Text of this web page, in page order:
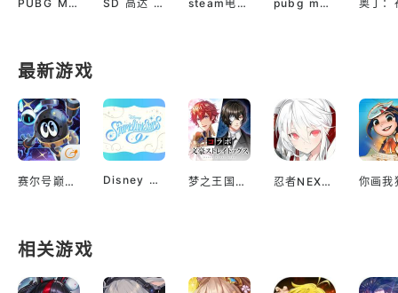
PUBG M(国际服绝地求生) SD 高达 G世代 永恒（国际服） steam电脑版下载 pubg mobile最新版本
最新游戏
赛尔号巅峰之战 Disney Sparklink Stars 梦之王国与沉睡的100王子 忍者NEXUS 闪乱神乐 你画我
相关游戏